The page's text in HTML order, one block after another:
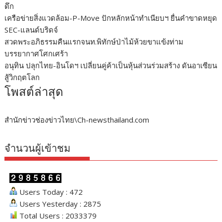
ดึก
เครือข่ายสิ่งแวดล้อม-P-Move ปักหลักหน้าทำเนียบฯ ยื่นคำขาดหยุด
SEC-แลนด์บริดจ์
สวดพระอภิธรรมคืนแรกจนท.พิทักษ์ป่าไม้ห้วยขาแข้งท่าม
บรรยากาศโศกเศร้า
อนุทิน ปลุกไทย-อินโดฯ เปลี่ยนคู่ค้าเป็นหุ้นส่วนร่วมสร้าง ดันอาเซียน
สู้วิกฤตโลก
โพสต์ล่าสุด
สำนักข่าวช่องข่าวไทย\Ch-newsthailand.com
จำนวนผู้เข้าชม
Users Today : 472
Users Yesterday : 2875
Total Users : 2033379